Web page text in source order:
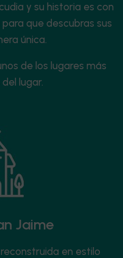
y su historia es con
que descubras sus
única.
de los lugares más
lugar.
Jaime
en estilo